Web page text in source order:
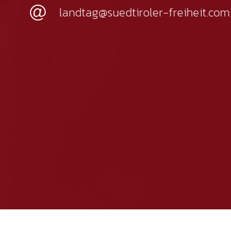
landtag@suedtiroler-freiheit.com